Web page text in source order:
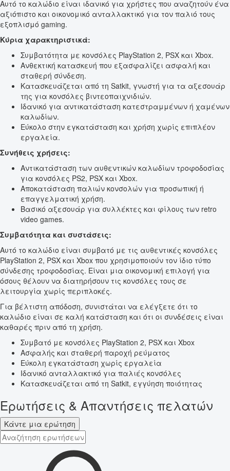
Αυτό το καλώδιο είναι ιδανικό για χρήστες που αναζητούν ένα
αξιόπιστο και οικονομικό ανταλλακτικό για τον παλιό τους
εξοπλισμό gaming.
Κύρια χαρακτηριστικά:
Συμβατότητα με κονσόλες PlayStation 2, PSX και Xbox.
Ανθεκτική κατασκευή που εξασφαλίζει ασφαλή και
σταθερή σύνδεση.
Κατασκευάζεται από τη Satkit, γνωστή για τα αξεσουάρ
της για κονσόλες βιντεοπαιχνιδιών.
Ιδανικό για αντικατάσταση κατεστραμμένων ή χαμένων
καλωδίων.
Εύκολο στην εγκατάσταση και χρήση χωρίς επιπλέον
εργαλεία.
Συνήθεις χρήσεις:
Αντικατάσταση των αυθεντικών καλωδίων τροφοδοσίας
για κονσόλες PS2, PSX και Xbox.
Αποκατάσταση παλιών κονσολών για προσωπική ή
επαγγελματική χρήση.
Βασικό αξεσουάρ για συλλέκτες και φίλους των retro
video games.
Συμβατότητα και συστάσεις:
Αυτό το καλώδιο είναι συμβατό με τις αυθεντικές κονσόλες
PlayStation 2, PSX και Xbox που χρησιμοποιούν τον ίδιο τύπο
σύνδεσης τροφοδοσίας. Είναι μια οικονομική επιλογή για
όσους θέλουν να διατηρήσουν τις κονσόλες τους σε
λειτουργία χωρίς περιπλοκές.
Για βέλτιστη απόδοση, συνιστάται να ελέγξετε ότι το
καλώδιο είναι σε καλή κατάσταση και ότι οι συνδέσεις είναι
καθαρές πριν από τη χρήση.
Συμβατό με κονσόλες PlayStation 2, PSX και Xbox
Ασφαλής και σταθερή παροχή ρεύματος
Εύκολη εγκατάσταση χωρίς εργαλεία
Ιδανικό ανταλλακτικό για παλιές κονσόλες
Κατασκευάζεται από τη Satkit, εγγύηση ποιότητας
Ερωτήσεις & Απαντήσεις πελατών
Κάντε μια ερώτηση